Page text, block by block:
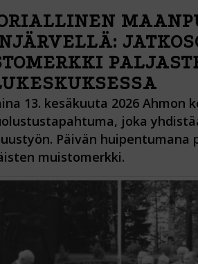
13. kesäkuuta 2026
joka
Päivän
muistomerkki.